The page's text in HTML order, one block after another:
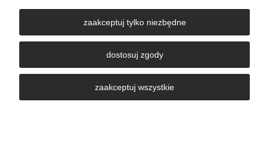
Główne przeznaczenie:Trwałe, szczelne i wysoce
estetyczne wykończenie lewej krawędzi bocznej
(szczytowej) połaci dachowej.
Bergamo w kolorze czerwona naturalna angoba, tworząc
jednolitą strukturę dachu.
zaakceptuj tylko niezbędne
dostosuj zgody
zaakceptuj wszystkie